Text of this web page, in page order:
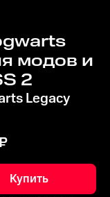
модов и
2
Legacy
Купить